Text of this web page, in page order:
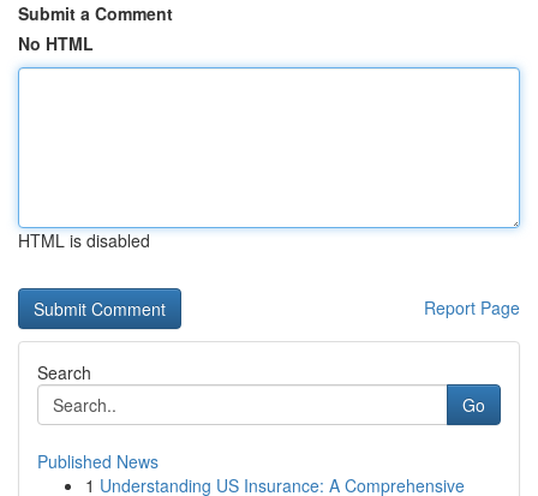
Submit a Comment
No HTML
HTML is disabled
Report Page
Search
Go
Published News
1 Understanding US Insurance: A Comprehensive